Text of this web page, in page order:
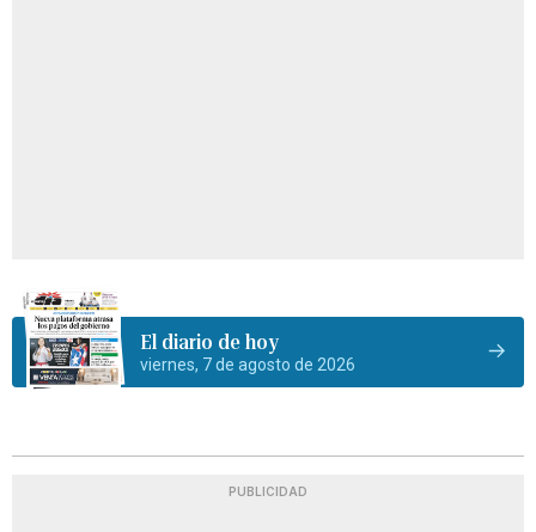
El diario de hoy
viernes, 7 de agosto de 2026
PUBLICIDAD